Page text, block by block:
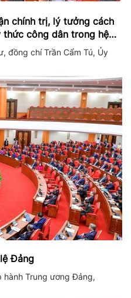
chính trị, lý tưởng cách
thức công dân trong hệ
đồng chí Trần Cẩm Tú, Ủy
Đảng
hành Trung ương Đảng,